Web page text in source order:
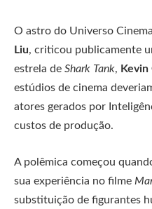
O astro do Universo
Liu, criticou publicamente
estrela de Shark Tank, Kevin
estúdios de cinema
atores gerados por
custos de produção.
A polêmica começou
sua experiência no filme
substituição de figurantes